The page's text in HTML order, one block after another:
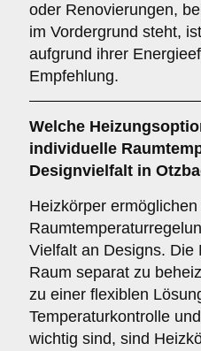
oder Renovierungen,
im Vordergrund steht,
aufgrund ihrer
Empfehlung.
Welche
individuelle
Designvielfalt in
Heizkörper
Vielfalt an Designs. Die
Raum separat zu
zu einer flexiblen
Temperaturkontrolle
wichtig sind, sind